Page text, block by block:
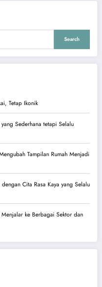
Search
Tetap Ikonik
Sederhana tetapi Selalu
Tampilan Rumah Menjadi
Cita Rasa Kaya yang Selalu
ke Berbagai Sektor dan